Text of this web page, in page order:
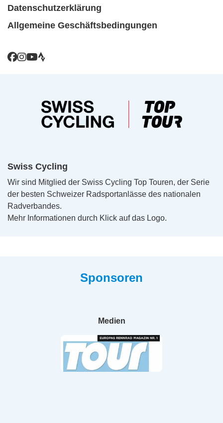
Datenschutzerklärung
Allgemeine Geschäftsbedingungen
Swiss Cycling
Wir sind Mitglied der Swiss Cycling Top Touren, der Serie
der besten Schweizer Radsportanlässe des nationalen
Radverbandes.
Mehr Informationen durch Klick auf das Logo.
Sponsoren
Medien